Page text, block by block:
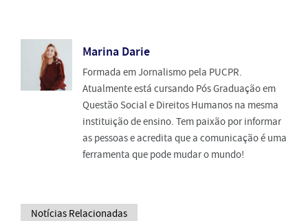
Marina Darie
Formada em Jornalismo pela PUCPR.
Atualmente está cursando Pós Graduação em
Questão Social e Direitos Humanos na mesma
instituição de ensino. Tem paixão por informar
as pessoas e acredita que a comunicação é uma
ferramenta que pode mudar o mundo!
Notícias Relacionadas